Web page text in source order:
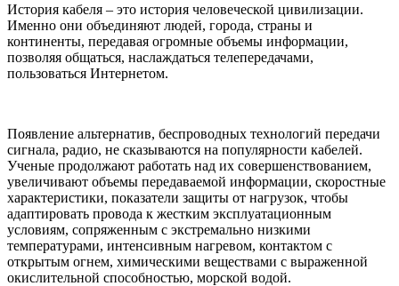
История кабеля – это история человеческой цивилизации.
Именно они объединяют людей, города, страны и
континенты, передавая огромные объемы информации,
позволяя общаться, наслаждаться телепередачами,
пользоваться Интернетом.
Появление альтернатив, беспроводных технологий передачи
сигнала, радио, не сказываются на популярности кабелей.
Ученые продолжают работать над их совершенствованием,
увеличивают объемы передаваемой информации, скоростные
характеристики, показатели защиты от нагрузок, чтобы
адаптировать провода к жестким эксплуатационным
условиям, сопряженным с экстремально низкими
температурами, интенсивным нагревом, контактом с
открытым огнем, химическими веществами с выраженной
окислительной способностью, морской водой.